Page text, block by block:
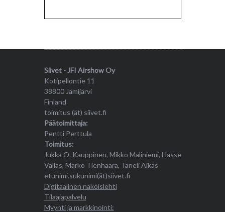
Siivet - JFI Airshow Oy
Kotipellontie 11
38800 Jämijärvi
Finland
toimitus (ät) siivet.fi
Päätoimittaja:
Pentti Perttula
Toimitus:
Jukka O. Kauppinen, Mikko Maliniemi, Hasse
Vallas, Marko Tienhaara, Taneli Äikäs
etunimi.sukunimi(ät)siivet.fi
Digitaalinen näköislehti
Tilaajapalvelu
Myynti ja markkinointi: